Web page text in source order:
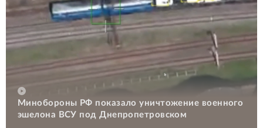
Минобороны РФ показало уничтожение военного
эшелона ВСУ под Днепропетровском